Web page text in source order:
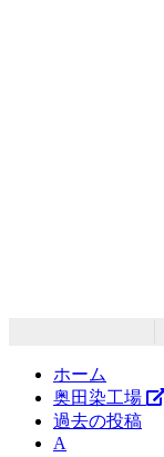
ホーム
奥田染工場
過去の投稿
A